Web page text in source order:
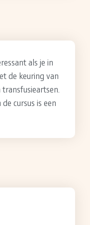
als je in
de keuring van
cursus is een